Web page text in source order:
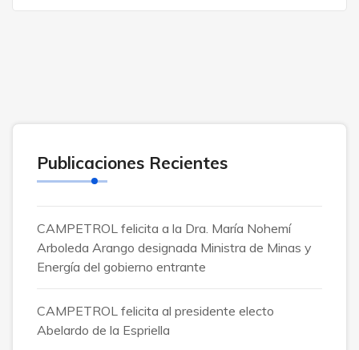
Publicaciones Recientes
CAMPETROL felicita a la Dra. María Nohemí
Arboleda Arango designada Ministra de Minas y
Energía del gobierno entrante
CAMPETROL felicita al presidente electo
Abelardo de la Espriella